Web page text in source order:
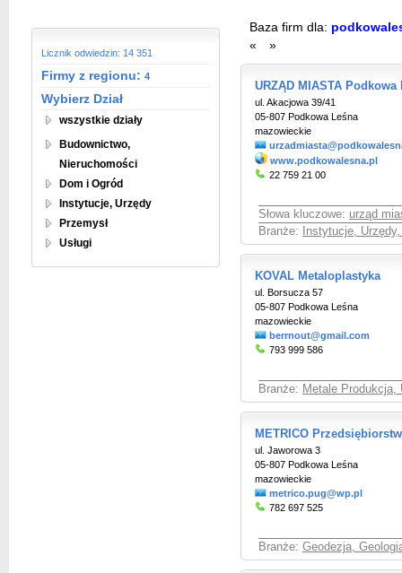
Licznik odwiedzin: 14 351
Firmy z regionu: 4
Wybierz Dział
wszystkie działy
Budownictwo,
Nieruchomości
Dom i Ogród
Instytucje, Urzędy
Przemysł
Usługi
Baza firm dla:
«
»
URZĄD MIASTA Podkowa
ul. Akacjowa 39/41
05-807 Podkowa Leśna
mazowieckie
www.podkowalesna.pl
22 759 21 00
Słowa kluczowe: urząd
Branże:
Instytucje,
KOVAL Metaloplastyka
ul. Borsucza 57
05-807 Podkowa Leśna
mazowieckie
berrnout@gmail.com
793 999 586
Branże: Metale Produkcja,
METRICO
ul. Jaworowa 3
05-807 Podkowa Leśna
mazowieckie
metrico.pug@wp.pl
782 697 525
Branże: Geodezja,